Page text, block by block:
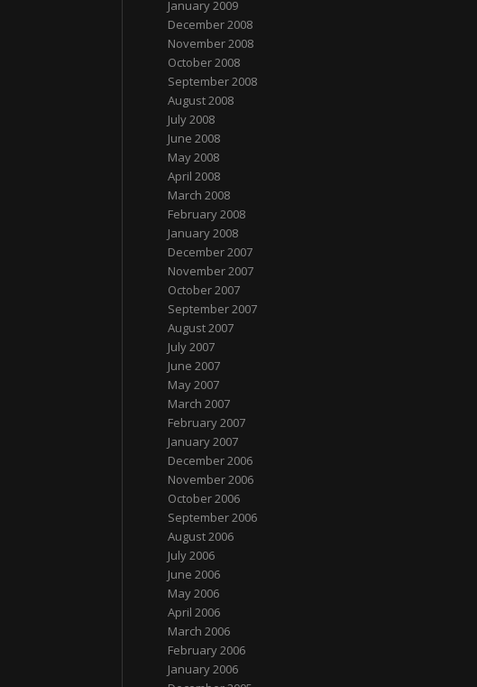
January 2009
December 2008
November 2008
October 2008
September 2008
August 2008
July 2008
June 2008
May 2008
April 2008
March 2008
February 2008
January 2008
December 2007
November 2007
October 2007
September 2007
August 2007
July 2007
June 2007
May 2007
March 2007
February 2007
January 2007
December 2006
November 2006
October 2006
September 2006
August 2006
July 2006
June 2006
May 2006
April 2006
March 2006
February 2006
January 2006